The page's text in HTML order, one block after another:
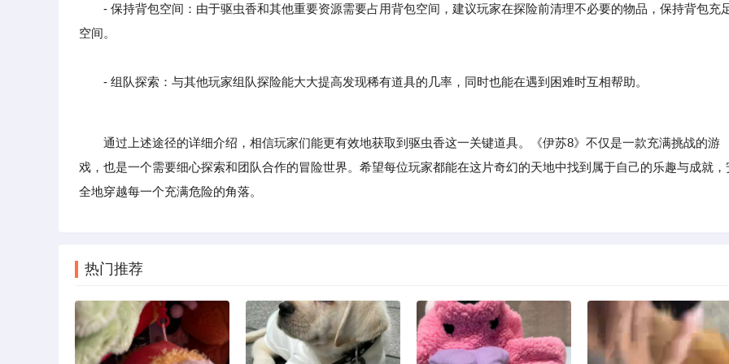
- 保持背包空间：由于驱虫香和其他重要资源需要占用背包空间，建议玩家在探险前清理不必要的物品，保持背包充
空间。
- 组队探索：与其他玩家组队探险能大大提高发现稀有道具的几率，同时也能在遇到困难时互相帮助。
通过上述途径的详细介绍，相信玩家们能更有效地获取到驱虫香这一关键道具。《伊苏8》不仅是一款充满挑战的游
戏，也是一个需要细心探索和团队合作的冒险世界。希望每位玩家都能在这片奇幻的天地中找到属于自己的乐趣与成就，
全地穿越每一个充满危险的角落。
热门推荐